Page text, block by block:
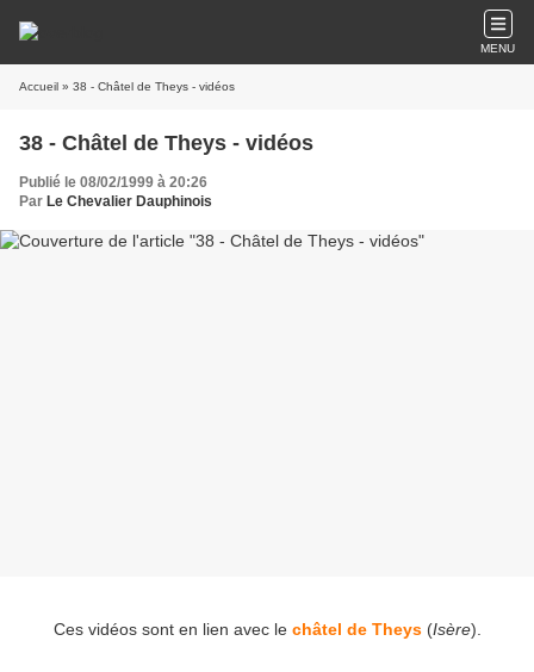
MENU
Accueil » 38 - Châtel de Theys - vidéos
38 - Châtel de Theys - vidéos
Publié le 08/02/1999 à 20:26
Par Le Chevalier Dauphinois
Ces vidéos sont en lien avec le châtel de Theys(Isère).